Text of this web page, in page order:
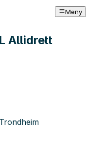
Meny
Allidrett